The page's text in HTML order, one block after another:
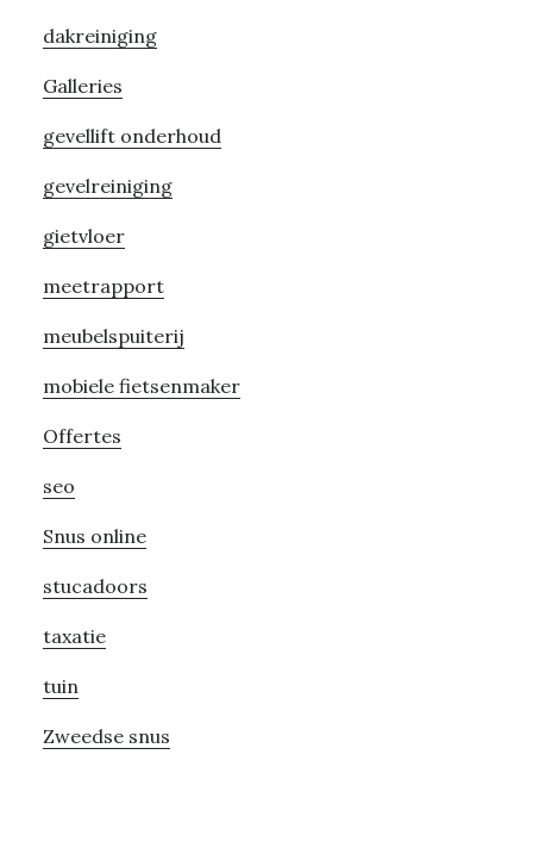
dakreiniging
Galleries
gevellift onderhoud
gevelreiniging
gietvloer
meetrapport
meubelspuiterij
mobiele fietsenmaker
Offertes
seo
Snus online
stucadoors
taxatie
tuin
Zweedse snus